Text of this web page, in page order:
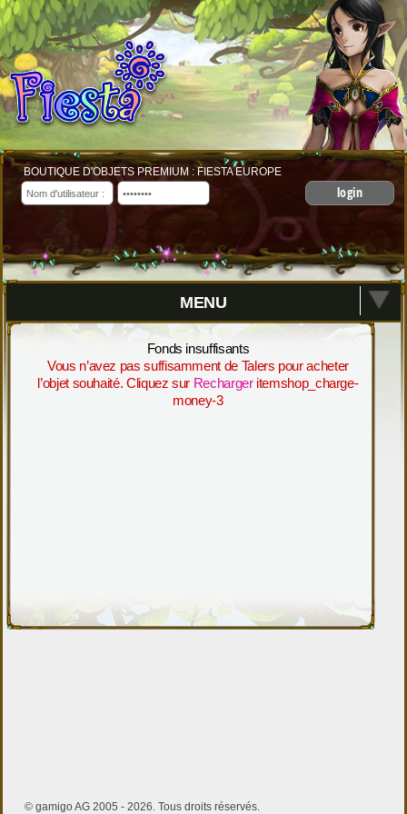
BOUTIQUE D'OBJETS PREMIUM : FIESTA EUROPE
login
MENU
Fonds insuffisants
Vous n’avez pas suffisamment de Talers pour acheter
l’objet souhaité. Cliquez sur Recharger itemshop_charge-
money-3
© gamigo AG 2005 - 2026. Tous droits réservés.